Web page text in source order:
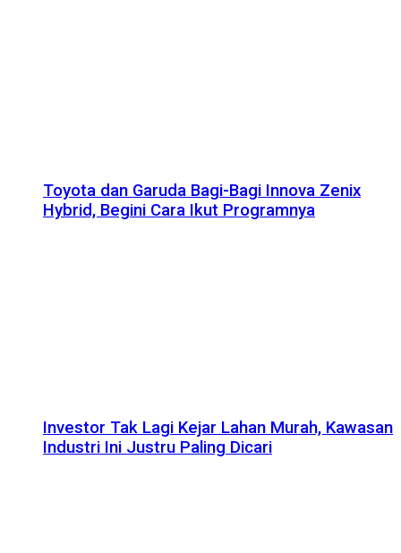
Toyota dan Garuda Bagi-Bagi Innova Zenix
Hybrid, Begini Cara Ikut Programnya
Investor Tak Lagi Kejar Lahan Murah, Kawasan
Industri Ini Justru Paling Dicari